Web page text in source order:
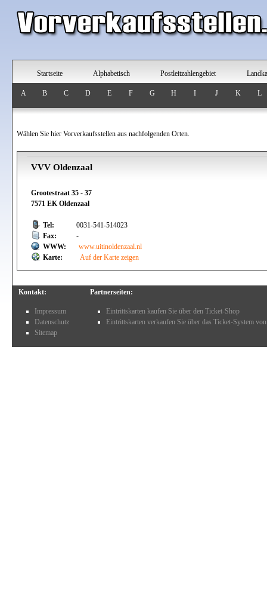
Startseite Alphabetisch Postleitzahlengebiet
A B C D E F G H I J K L
Wählen Sie hier Vorverkaufsstellen aus nachfolgenden Orten.
VVV Oldenzaal
Grootestraat 35 - 37
7571 EK Oldenzaal
Tel:
0031-541-514023
Fax:
-
WWW:
www.uitinoldenzaal.nl
Karte:
Auf der Karte zeigen
Kontakt:
Impressum
Datenschutz
Sitemap
Partnerseiten:
Eintrittskarten kaufen Sie über den Ticket-Shop
Eintrittskarten verkaufen Sie über das Ticket-System